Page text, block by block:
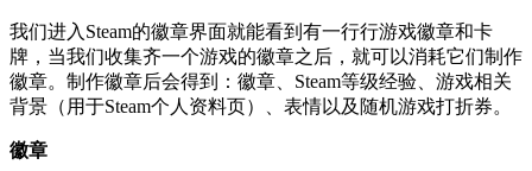
我们进入Steam的徽章界面就能看到有一行行游戏徽章和卡
牌，当我们收集齐一个游戏的徽章之后，就可以消耗它们制作
徽章。制作徽章后会得到：徽章、Steam等级经验、游戏相关
背景（用于Steam个人资料页）、表情以及随机游戏打折券。
徽章